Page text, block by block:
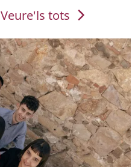
Veure'ls tots